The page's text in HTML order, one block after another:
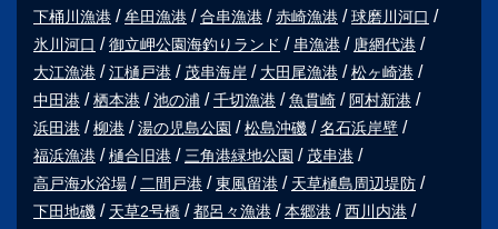
下桶川漁港
牟田漁港 合串漁港 赤崎漁港
球磨川河口
氷川河口
御立岬公園海釣りランド 串漁港
唐網代港
大江漁港
江樋戸港 茂串海岸 大田尾漁港
松ヶ崎港
中田港
栖本港 池の浦 千切漁港 魚貫崎
阿村新港
浜田港
柳港 湯の児島公園 松島沖磯
名石浜岸壁
福浜漁港
樋合旧港 三角港緑地公園
茂串港
高戸海水浴場
二間戸港 東風留港
天草樋島周辺堤防
下田地磯
天草2号橋 都呂々漁港 本郷港
西川内港